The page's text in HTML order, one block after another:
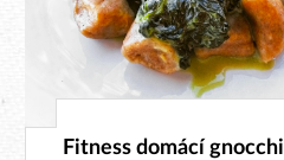
5. 10. 2016
Fitness domácí gnocchi